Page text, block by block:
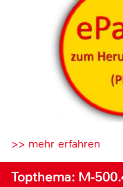
>> mehr erfahren
Topthema: M-